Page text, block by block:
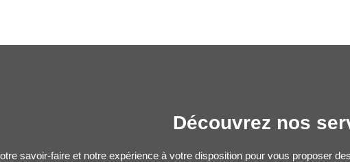
Découvrez nos
savoir-faire et notre expérience à votre disposition pour vous proposer